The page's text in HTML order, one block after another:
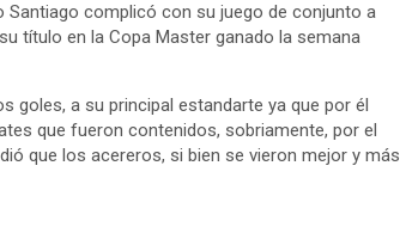
complicó con su juego de conjunto a
título en la Copa Master ganado la semana
goles, a su principal estandarte ya que por él
que fueron contenidos, sobriamente, por el
que los acereros, si bien se vieron mejor y más